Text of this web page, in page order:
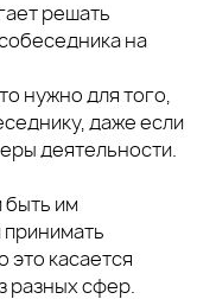
решать
на
нужно для того,
даже если
деятельности.
быть им
это касается
разных сфер.